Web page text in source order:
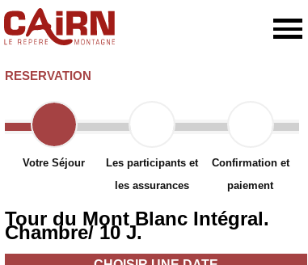
RESERVATION
Votre Séjour
Les participants et
les assurances
Confirmation et
paiement
Tour du Mont Blanc Intégral.
Chambre/ 10 J.